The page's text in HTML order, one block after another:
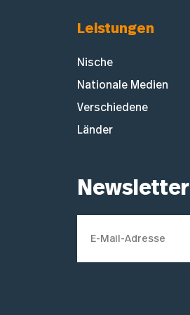
Leistungen
Nische
Nationale Medien
Verschiedene
Länder
Newsletter